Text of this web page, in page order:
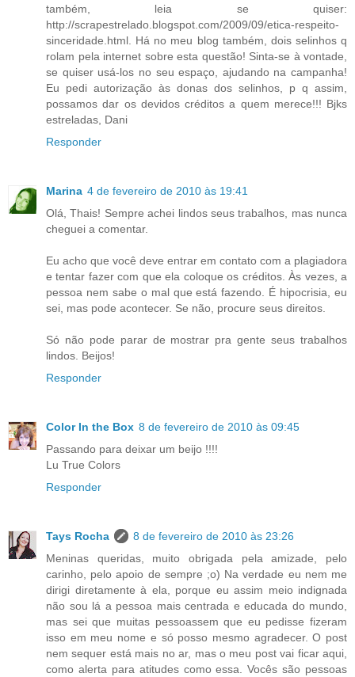
também, leia se quiser:
http://scrapestrelado.blogspot.com/2009/09/etica-respeito-
sinceridade.html. Há no meu blog também, dois selinhos q
rolam pela internet sobre esta questão! Sinta-se à vontade,
se quiser usá-los no seu espaço, ajudando na campanha!
Eu pedi autorização às donas dos selinhos, p q assim,
possamos dar os devidos créditos a quem merece!!! Bjks
estreladas, Dani
Responder
Marina 4 de fevereiro de 2010 às 19:41
Olá, Thais! Sempre achei lindos seus trabalhos, mas nunca
cheguei a comentar.
Eu acho que você deve entrar em contato com a plagiadora
e tentar fazer com que ela coloque os créditos. Às vezes, a
pessoa nem sabe o mal que está fazendo. É hipocrisia, eu
sei, mas pode acontecer. Se não, procure seus direitos.
Só não pode parar de mostrar pra gente seus trabalhos
lindos. Beijos!
Responder
Color In the Box 8 de fevereiro de 2010 às 09:45
Passando para deixar um beijo !!!!
Lu True Colors
Responder
Tays Rocha
8 de fevereiro de 2010 às 23:26
Meninas queridas, muito obrigada pela amizade, pelo
carinho, pelo apoio de sempre ;o) Na verdade eu nem me
dirigi diretamente à ela, porque eu assim meio indignada
não sou lá a pessoa mais centrada e educada do mundo,
mas sei que muitas pessoassem que eu pedisse fizeram
isso em meu nome e só posso mesmo agradecer. O post
nem sequer está mais no ar, mas o meu post vai ficar aqui,
como alerta para atitudes como essa. Vocês são pessoas